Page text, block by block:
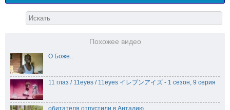
Похожее видео
О Боже..
11 глаз / 11eyes / 11eyes イレブンアイズ - 1 сезон, 9 серия